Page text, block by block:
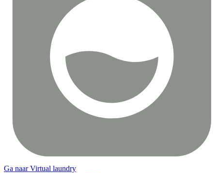
Ga naar Virtual laundry